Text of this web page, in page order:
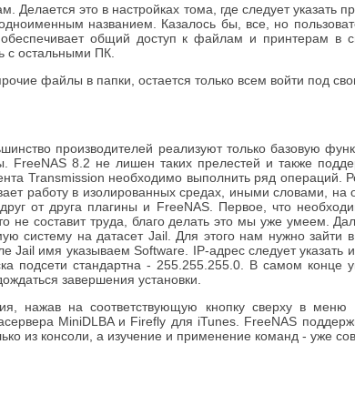
Делается это в настройках тома, где следует указать
названием. Казалось бы, все, но
общий доступ к файлам и принтерам в
с остальными ПК.
файлы в папки, остается только всем войти под
производителей реализуют только базовую
8.2 не лишен таких прелестей и также
Transmission необходимо выполнить ряд операций.
работу в изолированных средах, иными словами,
от друга плагины и FreeNAS. Первое, что
не составит труда, благо делать это мы уже умеем.
систему на датасет Jail. Для этого нам нужно зайти
Jail имя указываем Software. IP-адрес следует
подсети стандартна - 255.255.255.0. В самом конце
завершения установки.
нажав на соответствующую кнопку сверху в
MiniDLBA и Firefly для iTunes. FreeNAS
из консоли, а изучение и применение команд - уже